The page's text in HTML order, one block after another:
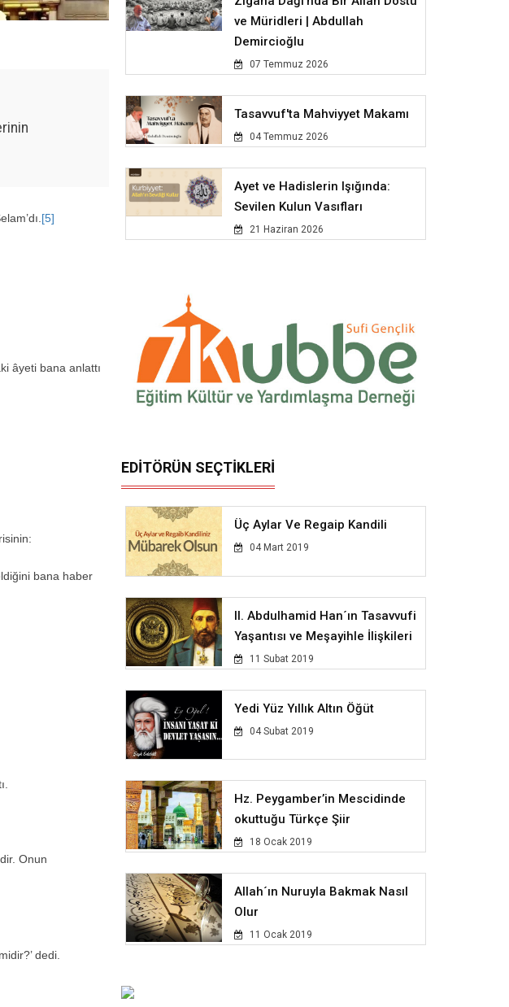
[5]
âyeti bana anlattı
bana haber
Onun
dedi.
ve Müridleri | Abdullah
Demircioğlu
07 Temmuz 2026
Tasavvuf'ta Mahviyyet Makamı
04 Temmuz 2026
Ayet ve Hadislerin Işığında:
Sevilen Kulun Vasıfları
21 Haziran 2026
EDİTÖRÜN SEÇTİKLERİ
Üç Aylar Ve Regaip Kandili
04 Mart 2019
II. Abdulhamid Han´ın Tasavvufi
Yaşantısı ve Meşayihle İlişkileri
11 Subat 2019
Yedi Yüz Yıllık Altın Öğüt
04 Subat 2019
Hz. Peygamber’in Mescidinde
okuttuğu Türkçe Şiir
18 Ocak 2019
Allah´ın Nuruyla Bakmak Nasıl
Olur
11 Ocak 2019